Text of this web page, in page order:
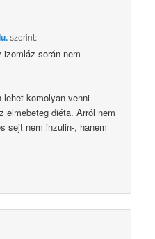
szerint:
során nem
komolyan venni
elmebeteg diéta. Arról nem
sejt nem inzulin-, hanem